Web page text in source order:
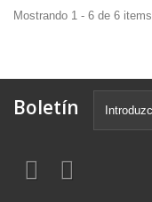
Mostrando 1 - 6 de 6 items
Boletín